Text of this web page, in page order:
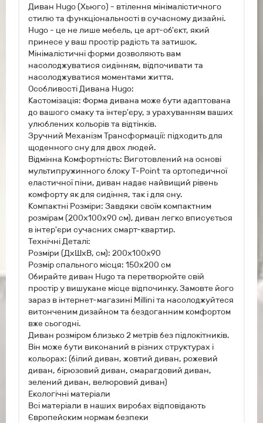
Диван Hugo (Хьюго) - втілення мінімалістичного
стилю та функціональності в сучасному дизайні.
Hugo - це не лише мебель, це арт-об'єкт, який
принесе у ваш простір радість та затишок.
Мінімалістичні форми дозволяють вам
насолоджуватися сидінням, відпочивати та
насолоджуватися моментами життя.
Особливості Дивана Hugo:
Кастомізація: Форма дивана може бути адаптована
до вашого смаку та інтер'єру, з урахуванням ваших
улюблених кольорів та відтінків.
Зручний Механізм Трансформації: підходить для
щоденного сну для двох людей.
Відмінна Комфортність: Виготовлений на основі
мультипружинного блоку T-Point та ортопедичної
еластичної піни, диван надає найвищий рівень
комфорту як для сидіння, так і для сну.
Компактні Розміри: Завдяки своїм компактним
розмірам (200х100х90 см), диван легко вписується
в інтер'єри сучасних смарт-квартир.
Технічні Деталі:
Розміри (ДхШхВ, см): 200х100х90
Розмір спального місця: 150х200 см
Обирайте диван Hugo та перетворюйте свій
простір у вишукане місце відпочинку. Замовте його
зараз в інтернет-магазині Millini та насолоджуйтеся
витонченим дизайном та бездоганним комфортом
вже сьогодні.
Диван розміром близько 2 метрів без підлокітників.
Він може бути виконаний в різних структурах і
кольорах: (білий диван, жовтий диван, рожевий
диван, бірюзовий диван, смарагдовий диван,
зелений диван, велюровий диван)
Екологічні матеріали
Всі матеріали в наших виробах відповідають
Європейским нормам безпеки